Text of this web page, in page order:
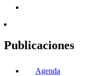
Publicaciones
Agenda